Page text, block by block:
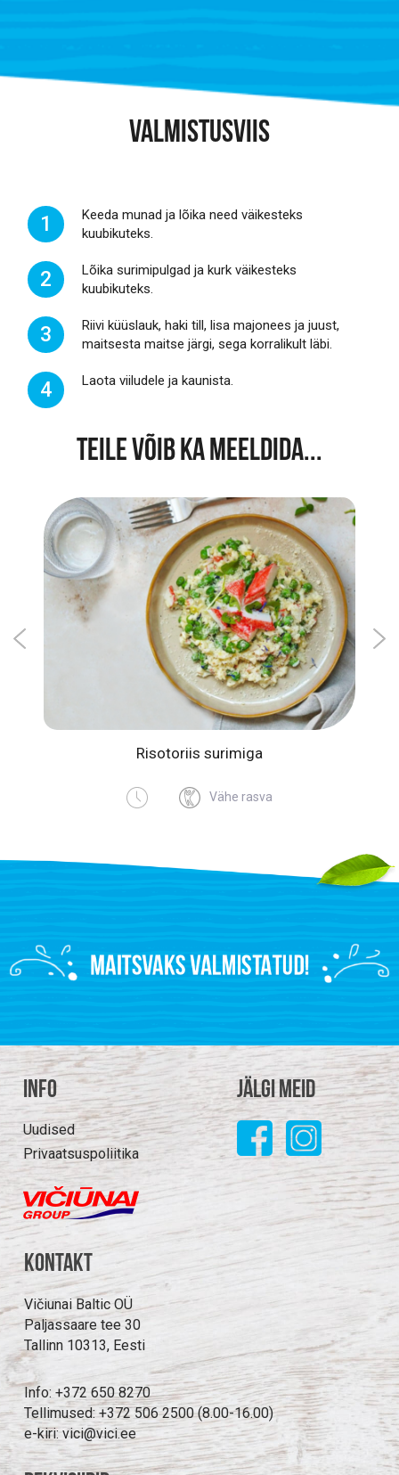
VALMISTUSVIIS
1
Keeda munad ja lõika need väikesteks
kuubikuteks.
2
Lõika surimipulgad ja kurk väikesteks
kuubikuteks.
3
Riivi küüslauk, haki till, lisa majonees ja juust,
maitsesta maitse järgi, sega korralikult läbi.
4 Laota viiludele ja kaunista.
TEILE VÕIB KA MEELDIDA...
Risotoriis surimiga
Vähe rasva
Info
Uudised
Privaatsuspoliitika
Jälgi meid
Kontakt
Vičiunai Baltic OÜ
Paljassaare tee 30
Tallinn 10313, Eesti
Info: +372 650 8270
Tellimused: +372 506 2500 (8.00-16.00)
e-kiri: vici@vici.ee